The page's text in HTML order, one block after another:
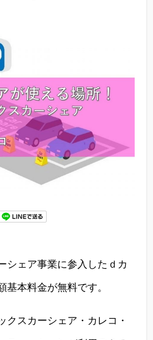
シェア事業に参入したｄカ
基本料金が無料です。
クスカーシェア・カレコ・